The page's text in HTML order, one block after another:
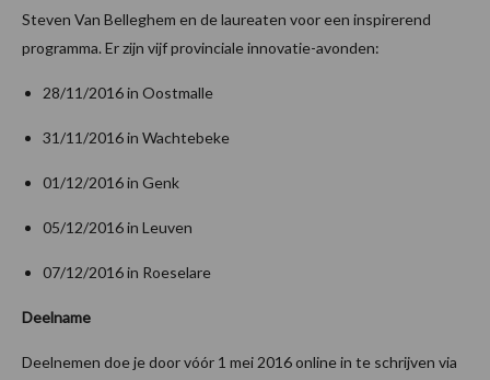
Steven Van Belleghem en de laureaten voor een inspirerend
programma. Er zijn vijf provinciale innovatie-avonden:
28/11/2016 in Oostmalle
31/11/2016 in Wachtebeke
01/12/2016 in Genk
05/12/2016 in Leuven
07/12/2016 in Roeselare
Deelname
Deelnemen doe je door vóór 1 mei 2016 online in te schrijven via